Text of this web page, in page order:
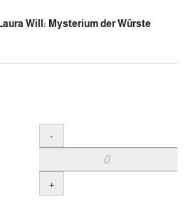
Will: Mysterium der Würste
Menge
-
+